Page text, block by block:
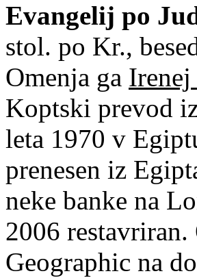
Evangelij po
stol. po Kr.,
Omenja ga
Koptski prevod
leta 1970 v
prenesen iz
neke banke na
2006
Geographic na